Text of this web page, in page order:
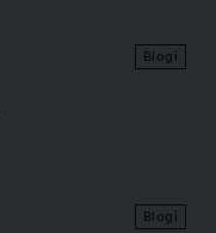
Blogi
Blogi